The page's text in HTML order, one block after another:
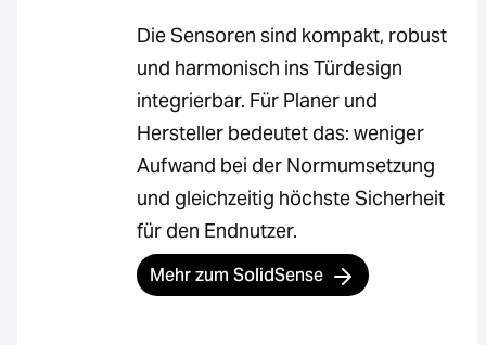
Die Sensoren sind kompakt, robust
und harmonisch ins Türdesign
integrierbar. Für Planer und
Hersteller bedeutet das: weniger
Aufwand bei der Normumsetzung
und gleichzeitig höchste Sicherheit
für den Endnutzer.
Mehr zum SolidSense